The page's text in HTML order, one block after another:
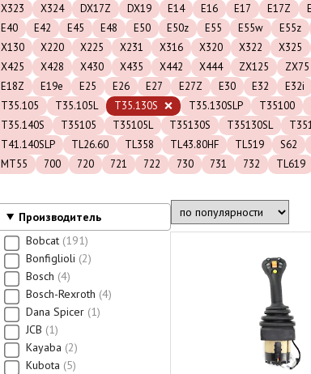
X323
X324 DX17Z DX19 E14 E16 E17 E17Z
E40
E42 E45 E48 E50 E50z E55 E55w E55z
X130
X220 X225 X231 X316 X320 X322 X325
X425
X428 X430 X435 X442 X444 ZX125 ZX75
E18Z
E19e E25 E26 E27 E27Z E30 E32 E32i
T35.105
T35.105L T35.130S T35.130SLP T35100
T35.140S
T35105 T35105L T35130S T35130SL
T41.140SLP
TL26.60 TL358 TL43.80HF TL519 S62
MT55
700 720 721 722 730 731 732 TL619
Производитель
Bobcat 191
Bonfiglioli 2
Bosch 4
Bosch-Rexroth 4
Dana Spicer 1
JCB 1
Kayaba 2
Kubota
5